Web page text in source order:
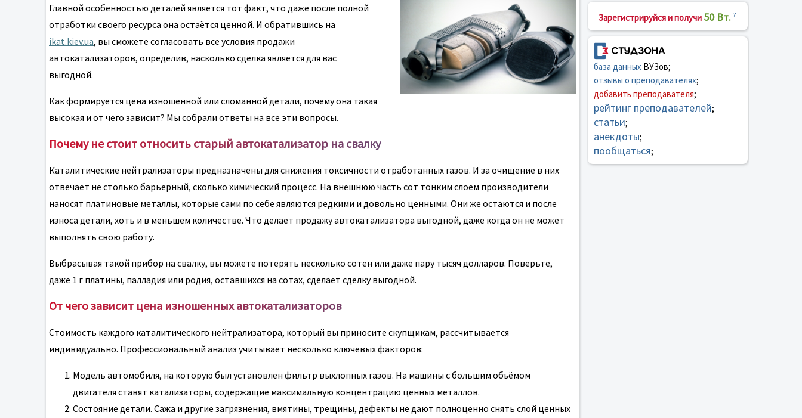
Главной особенностью деталей является тот факт, что даже после полной
отработки своего ресурса она остаётся ценной. И обратившись на
ikat.kiev.ua, вы сможете согласовать все условия продажи
автокатализаторов, определив, насколько сделка является для вас
выгодной.
Как формируется цена изношенной или сломанной детали, почему она такая
высокая и от чего зависит? Мы собрали ответы на все эти вопросы.
Почему не стоит относить старый автокатализатор на свалку
Каталитические нейтрализаторы предназначены для снижения токсичности отработанных газов. И за очищение в них
отвечает не столько барьерный, сколько химический процесс. На внешнюю часть сот тонким слоем производители
наносят платиновые металлы, которые сами по себе являются редкими и довольно ценными. Они же остаются и после
износа детали, хоть и в меньшем количестве. Что делает продажу автокатализатора выгодной, даже когда он не может
выполнять свою работу.
Выбрасывая такой прибор на свалку, вы можете потерять несколько сотен или даже пару тысяч долларов. Поверьте,
даже 1 г платины, палладия или родия, оставшихся на сотах, сделает сделку выгодной.
От чего зависит цена изношенных автокатализаторов
Стоимость каждого каталитического нейтрализатора, который вы приносите скупщикам, рассчитывается
индивидуально. Профессиональный анализ учитывает несколько ключевых факторов:
Модель автомобиля, на которую был установлен фильтр выхлопных газов. На машины с большим объёмом
двигателя ставят катализаторы, содержащие максимальную концентрацию ценных металлов.
Состояние детали. Сажа и другие загрязнения, вмятины, трещины, дефекты не дают полноценно снять слой ценных
Зарегистрируйся и получи 50 Вт. ?
база данныхВУЗов;
отзывы о преподавателях;
добавить преподавателя;
рейтинг преподавателей;
статьи;
анекдоты;
пообщаться;